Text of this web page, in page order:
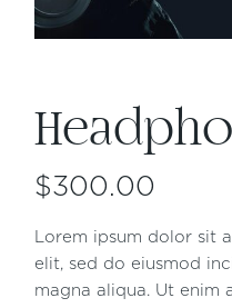
$300.00
Lorem ipsum dolor sit
elit, sed do eiusmod
magna aliqua. Ut enim